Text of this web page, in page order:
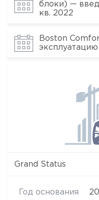
блоки) —
кв. 2022
Boston
Grand Status
Год основания